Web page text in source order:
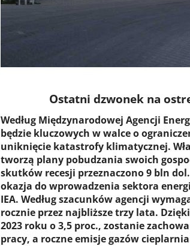
Ostatni dzwonek na
Według Międzynarodowej Agencji
będzie kluczowych w walce o
uniknięcie katastrofy klimatycznej.
tworzą plany pobudzania swoich
skutków recesji przeznaczono 9 bln
okazja do wprowadzenia sektora
IEA. Według szacunków agencji
rocznie przez najbliższe trzy lata.
2023 roku o 3,5 proc., zostanie
pracy, a roczne emisje gazów